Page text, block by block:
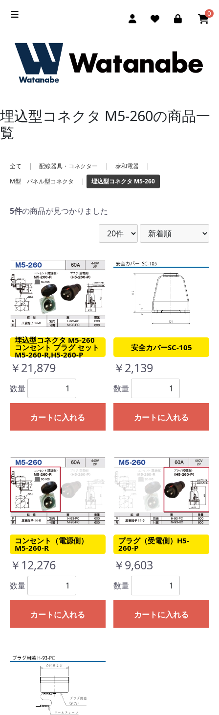
0
埋込型コネクタ M5-260の商品一
覧
全て | 配線器具・コネクター | 泰和電器
|
M型 パネル型コネクタ
| 埋込型コネクタ M5-260
5件の商品が見つかりました
埋込型コネクタ M5-260
コンセント プラグ セット
M5-260-R,H5-260-P
￥21,879
数量
カートに入れる
安全カバーSC-105
￥2,139
数量
カートに入れる
コンセント（電源側）
M5-260-R
￥12,276
数量
カートに入れる
プラグ（受電側）H5-
260-P
￥9,603
数量
カートに入れる